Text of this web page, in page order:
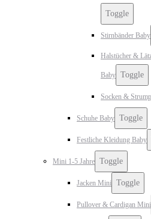
Toggle
Stirnbänder Baby
Halstücher &
Baby Toggle
Socken &
Schuhe Baby Toggle
Festliche Kleidung Baby
Mini 1-5 Jahre Toggle
Jacken Mini Toggle
Pullover & Cardigan Mini